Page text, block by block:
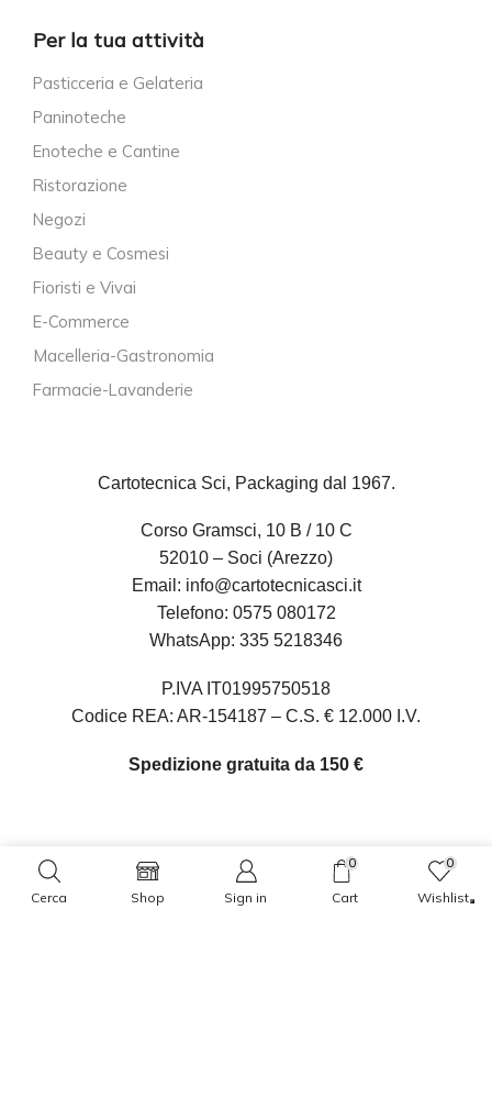
Cerca Shop Sign in
0
Cart
0
Wishlist
Per la tua attività
Pasticceria e Gelateria
Paninoteche
Enoteche e Cantine
Ristorazione
Negozi
Beauty e Cosmesi
Fioristi e Vivai
E-Commerce
Macelleria-Gastronomia
Farmacie-Lavanderie
Cartotecnica Sci, Packaging dal 1967.
Corso Gramsci, 10 B / 10 C
52010 – Soci (Arezzo)
Email: info@cartotecnicasci.it
Telefono: 0575 080172
WhatsApp: 335 5218346
P.IVA IT01995750518
Codice REA: AR-154187 – C.S. € 12.000 I.V.
Spedizione gratuita da 150 €
Oltre 10.000 clienti ci hanno già scelto